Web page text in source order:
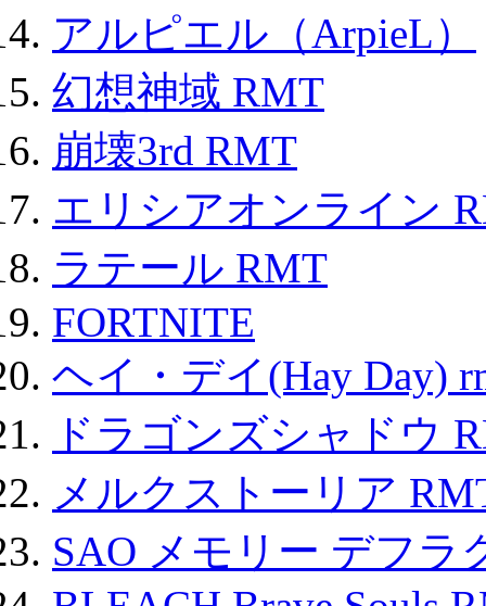
アルピエル（ArpieL）
幻想神域 RMT
崩壊3rd RMT
エリシアオンライン
ラテール RMT
FORTNITE
ヘイ・デイ(Hay Day)
ドラゴンズシャドウ
メルクストーリア
SAO メモリー デフラ